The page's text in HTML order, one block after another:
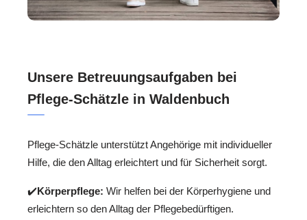
Unsere Betreuungsaufgaben bei
Pflege-Schätzle in Waldenbuch
Pflege-Schätzle unterstützt Angehörige mit individueller
Hilfe, die den Alltag erleichtert und für Sicherheit sorgt.
✔️Körperpflege: Wir helfen bei der Körperhygiene und
erleichtern so den Alltag der Pflegebedürftigen.